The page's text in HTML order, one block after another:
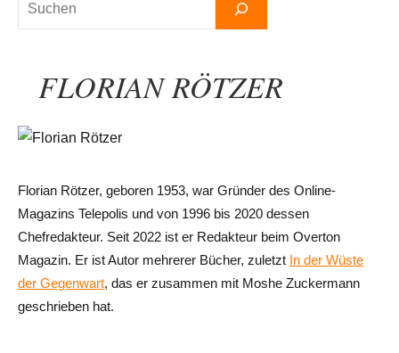
FLORIAN RÖTZER
Florian Rötzer, geboren 1953, war Gründer des Online-
Magazins Telepolis und von 1996 bis 2020 dessen
Chefredakteur. Seit 2022 ist er Redakteur beim Overton
Magazin. Er ist Autor mehrerer Bücher, zuletzt In der Wüste
der Gegenwart, das er zusammen mit Moshe Zuckermann
geschrieben hat.